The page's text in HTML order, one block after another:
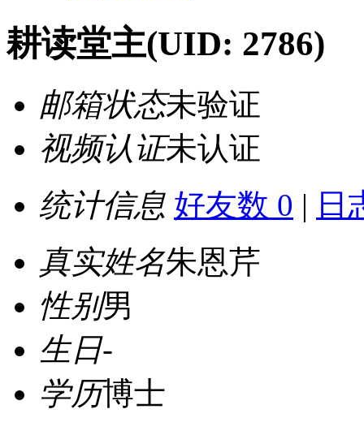
耕读堂主(UID: 2786)
邮箱状态未验证
视频认证未认证
统计信息 好友数 0 | 日
真实姓名朱恩芹
性别男
生日-
学历博士